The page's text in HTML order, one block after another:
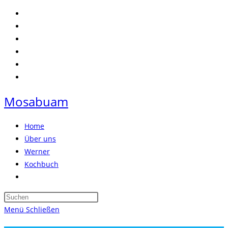
Zum
Inhalt
springen
Mosabuam
Home
Über uns
Werner
Kochbuch
umschalten
Press
Menü Schließen